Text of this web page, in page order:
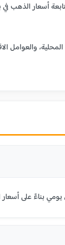
أسعار الذهب
والعوامل